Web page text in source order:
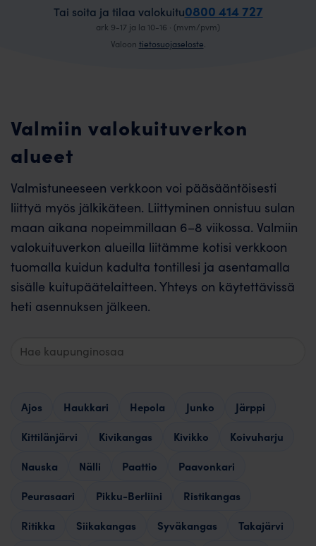
Tai soita ja tilaa valokuitu0800 414 727
ark 9-17 ja la 10-16 · (mvm/pvm)
Valoon tietosuojaseloste
Valmiin valokuituverkon
alueet
Valmistuneeseen verkkoon voi pääsääntöisesti
liittyä myös jälkikäteen. Liittyminen onnistuu sulan
maan aikana nopeimmillaan 6–8 viikossa. Valmiin
valokuituverkon alueilla liitämme kotisi verkkoon
tuomalla kuidun kadulta tontillesi ja asentamalla
sisälle kuitupäätelaitteen. Yhteys on käytettävissä
heti asennuksen jälkeen.
Hae
Ajos Haukkari Hepola Junko
Järppi
Kittilänjärvi
Kivikangas Kivikko
Koivuharju
Nauska
Nälli Paattio
Paavonkari
Peurasaari
Pikku-Berliini
Ristikangas
Ritikka
Siikakangas Syväkangas
Takajärvi